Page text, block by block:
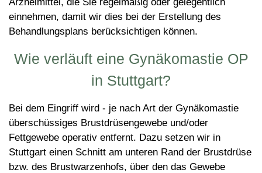
einnehmen, damit wir dies bei der Erstellung des
Behandlungsplans berücksichtigen können.
Wie verläuft eine Gynäkomastie OP
in Stuttgart?
Bei dem Eingriff wird - je nach Art der Gynäkomastie
überschüssiges Brustdrüsengewebe und/oder
Fettgewebe operativ entfernt. Dazu setzen wir in
Stuttgart einen Schnitt am unteren Rand der Brustdrüse
bzw. des Brustwarzenhofs, über den das Gewebe